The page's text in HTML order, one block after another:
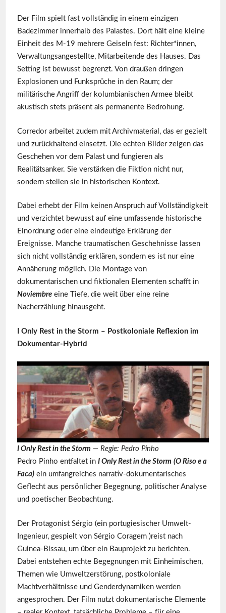
Der Film spielt fast vollständig in einem einzigen
Badezimmer innerhalb des Palastes. Dort hält eine kleine
Einheit des M-19 mehrere Geiseln fest: Richter*innen,
Verwaltungsangestellte, Mitarbeitende des Hauses. Das
Setting ist bewusst begrenzt. Von draußen dringen
Explosionen und Funksprüche in den Raum; der
militärische Angriff der kolumbianischen Armee bleibt
akustisch stets präsent als permanente Bedrohung.
Corredor arbeitet zudem mit Archivmaterial, das er gezielt
und zurückhaltend einsetzt. Die echten Bilder zeigen das
Geschehen vor dem Palast und fungieren als
Realitätsanker. Sie verstärken die Fiktion nicht nur,
sondern stellen sie in historischen Kontext.
Dabei erhebt der Film keinen Anspruch auf Vollständigkeit
und verzichtet bewusst auf eine umfassende historische
Einordnung oder eine eindeutige Erklärung der
Ereignisse. Manche traumatischen Geschehnisse lassen
sich nicht vollständig erklären, sondern es ist nur eine
Annäherung möglich. Die Montage von
dokumentarischen und fiktionalen Elementen schafft in
Noviembreeine Tiefe, die weit über eine reine
Nacherzählung hinausgeht.
I Only Rest in the Storm – Postkoloniale Reflexion im
Dokumentar-Hybrid
I Only Rest in the Storm— Regie: Pedro Pinho
Pedro Pinho entfaltet in I Only Rest in the Storm (O Riso e a
Faca)ein umfangreiches narrativ-dokumentarisches
Geflecht aus persönlicher Begegnung, politischer Analyse
und poetischer Beobachtung.
Der Protagonist Sérgio (ein portugiesischer Umwelt-
Ingenieur, gespielt von Sérgio Coragem )reist nach
Guinea-Bissau, um über ein Bauprojekt zu berichten.
Dabei entstehen echte Begegnungen mit Einheimischen,
Themen wie Umweltzerstörung, postkoloniale
Machtverhältnisse und Genderdynamiken werden
angesprochen. Der Film nutzt dokumentarische Elemente